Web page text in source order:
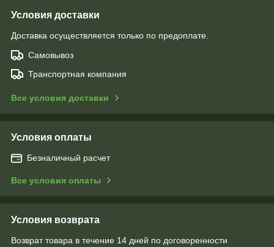
Условия доставки
Доставка осуществляется только по предоплате.
Самовывоз
Транспортная компания
Все условия доставки
Условия оплаты
Безналичный расчет
Все условия оплаты
Условия возврата
Возврат товара в течение 14 дней по договоренности